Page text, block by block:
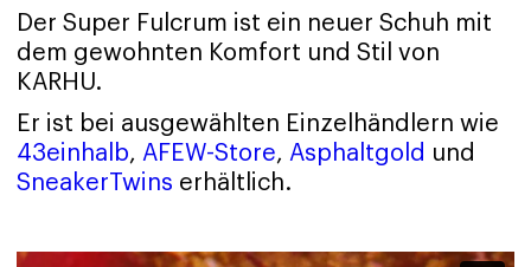
Der Super Fulcrum ist ein neuer Schuh mit
dem gewohnten Komfort und Stil von
KARHU.
Er ist bei ausgewählten Einzelhändlern wie
43einhalb, AFEW-Store, Asphaltgold und
SneakerTwins erhältlich.